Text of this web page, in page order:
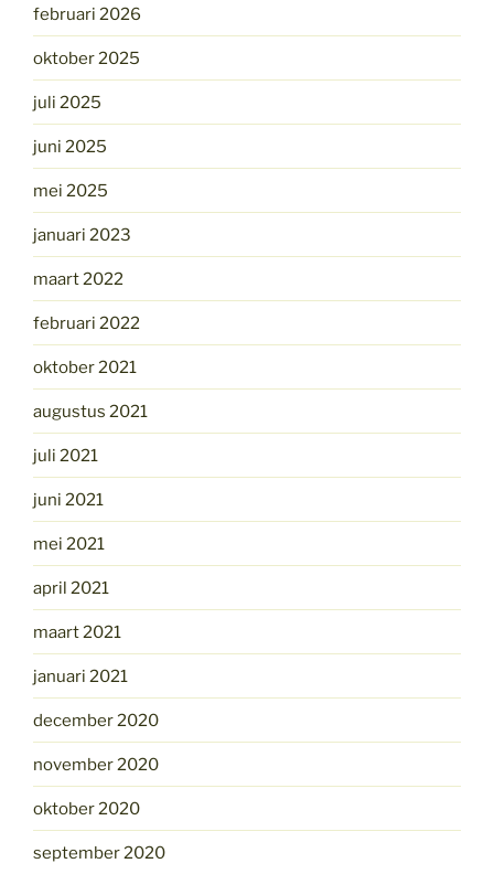
februari 2026
oktober 2025
juli 2025
juni 2025
mei 2025
januari 2023
maart 2022
februari 2022
oktober 2021
augustus 2021
juli 2021
juni 2021
mei 2021
april 2021
maart 2021
januari 2021
december 2020
november 2020
oktober 2020
september 2020